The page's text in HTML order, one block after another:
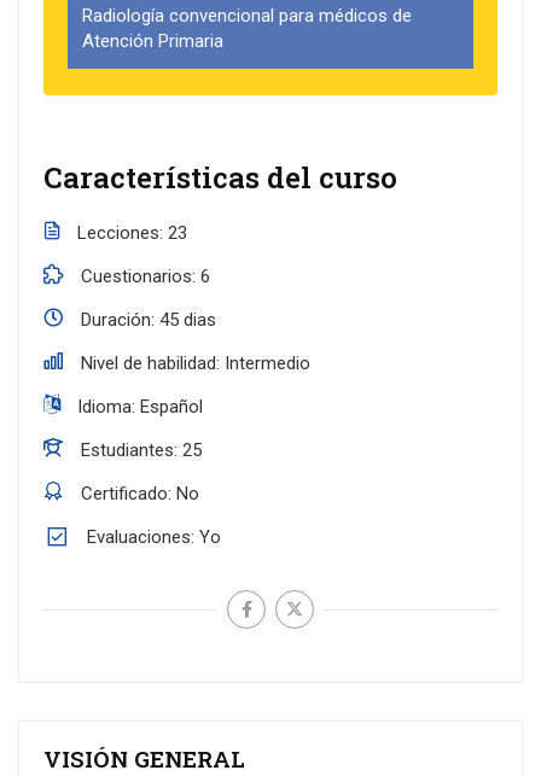
VISIÓN GENERAL
Radiología convencional para médicos de
Atención Primaria
Características del curso
Lecciones 23
Cuestionarios 6
Duración 45 dias
Nivel de habilidad Intermedio
Idioma Español
Estudiantes 25
Certificado No
Evaluaciones Yo